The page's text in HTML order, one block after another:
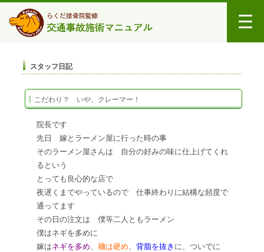
スタッフ日記
こだわり？ いや、クレーマー！
院長です
先日 嫁とラーメン屋に行った時の事
そのラーメン屋さんは 自分の好みの味に仕上げてくれ
るという
とっても良心的な店で
夜遅くまでやっているので 仕事終わりに結構な頻度で
通ってます
その日の注文は 僕等二人ともラーメン
僕はネギを多めに
嫁はネギを多め、 麺は硬め、 背脂を抜き に、ついでに